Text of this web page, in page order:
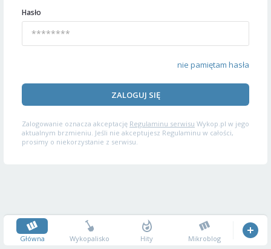
Hasło
nie pamiętam hasła
ZALOGUJ SIĘ
Zalogowanie oznacza akceptację Regulaminu serwisu Wykop.pl w jego
aktualnym brzmieniu. Jeśli nie akceptujesz Regulaminu w całości,
prosimy o niekorzystanie z serwisu.
Główna Wykopalisko Hity Mikroblog